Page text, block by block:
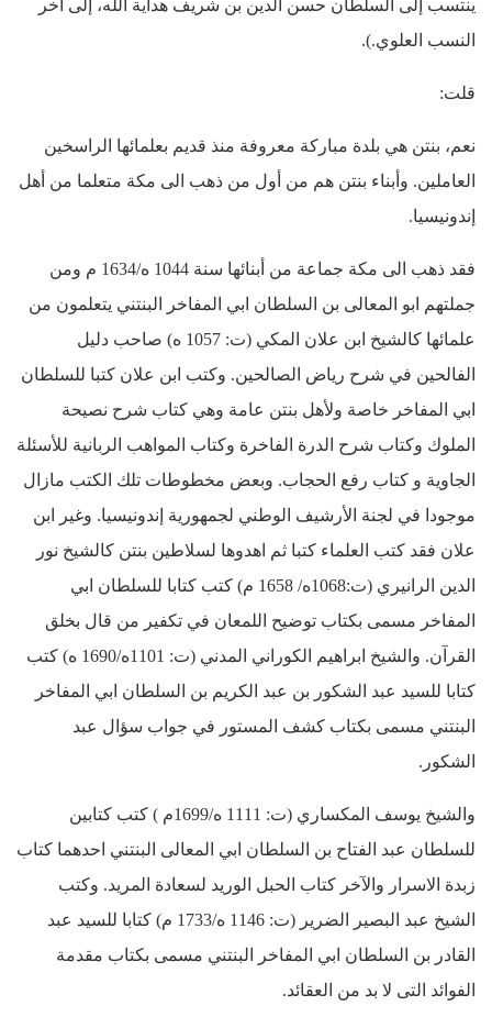
ينتسب إلى السلطان حسن الدين بن شريف هداية الله، إلى آخر
النسب العلوي.).
قلت:
نعم، بنتن هي بلدة مباركة معروفة منذ قديم بعلمائها الراسخين
العاملين. وأبناء بنتن هم من أول من ذهب الى مكة متعلما من أهل
إندونيسيا.
فقد ذهب الى مكة جماعة من أبنائها سنة 1044 ه/1634 م ومن
جملتهم ابو المعالى بن السلطان ابي المفاخر البنتني يتعلمون من
علمائها كالشيخ ابن علان المكي (ت: 1057 ه) صاحب دليل
الفالحين في شرح رياض الصالحين. وكتب ابن علان كتبا للسلطان
ابي المفاخر خاصة ولأهل بنتن عامة وهي كتاب شرح نصيحة
الملوك وكتاب شرح الدرة الفاخرة وكتاب المواهب الربانية للأسئلة
الجاوية و كتاب رفع الحجاب. وبعض مخطوطات تلك الكتب مازال
موجودا في لجنة الأرشيف الوطني لجمهورية إندونيسيا. وغير ابن
علان فقد كتب العلماء كتبا ثم اهدوها لسلاطين بنتن كالشيخ نور
الدين الرانيري (ت:1068ه/ 1658 م) كتب كتابا للسلطان ابي
المفاخر مسمى بكتاب توضيح اللمعان في تكفير من قال بخلق
القرآن. والشيخ ابراهيم الكوراني المدني (ت: 1101ه/1690 ه) كتب
كتابا للسيد عبد الشكور بن عبد الكريم بن السلطان ابي المفاخر
البنتني مسمى بكتاب كشف المستور في جواب سؤال عبد
الشكور.
والشيخ يوسف المكساري (ت: 1111 ه/1699م ) كتب كتابين
للسلطان عبد الفتاح بن السلطان ابي المعالى البنتني احدهما كتاب
زبدة الاسرار والآخر كتاب الحبل الوريد لسعادة المريد. وكتب
الشيخ عبد البصير الضرير (ت: 1146 ه/1733 م) كتابا للسيد عبد
القادر بن السلطان ابي المفاخر البنتني مسمى بكتاب مقدمة
الفوائد التى لا بد من العقائد.